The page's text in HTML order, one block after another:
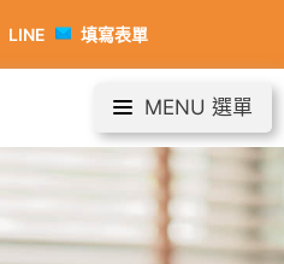
LINE 填寫表單
MENU 選單